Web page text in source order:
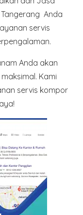
Anda
servis
Anda akan
Kami
servis kompor